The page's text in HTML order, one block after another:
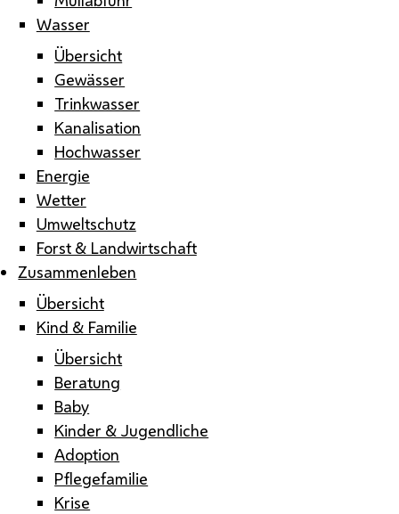
Wasser
Übersicht
Gewässer
Trinkwasser
Kanalisation
Hochwasser
Energie
Wetter
Umweltschutz
Forst & Landwirtschaft
Zusammenleben
Übersicht
Kind & Familie
Übersicht
Beratung
Baby
Kinder & Jugendliche
Adoption
Pflegefamilie
Krise